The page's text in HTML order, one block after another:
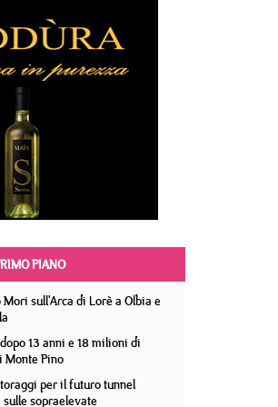
PIANO
sull'Arca di Lorè a Olbia e
13 anni e 18 milioni di
Monte Pino
per il futuro tunnel
sopraelevate